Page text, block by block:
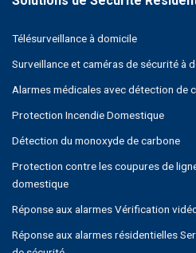
Télésurveillance à domicile
Surveillance et caméras de sécurité à
Alarmes médicales avec détection de
Protection Incendie Domestique
Détection du monoxyde de carbone
Protection contre les coupures de
domestique
Réponse aux alarmes Vérification
Réponse aux alarmes résidentielles